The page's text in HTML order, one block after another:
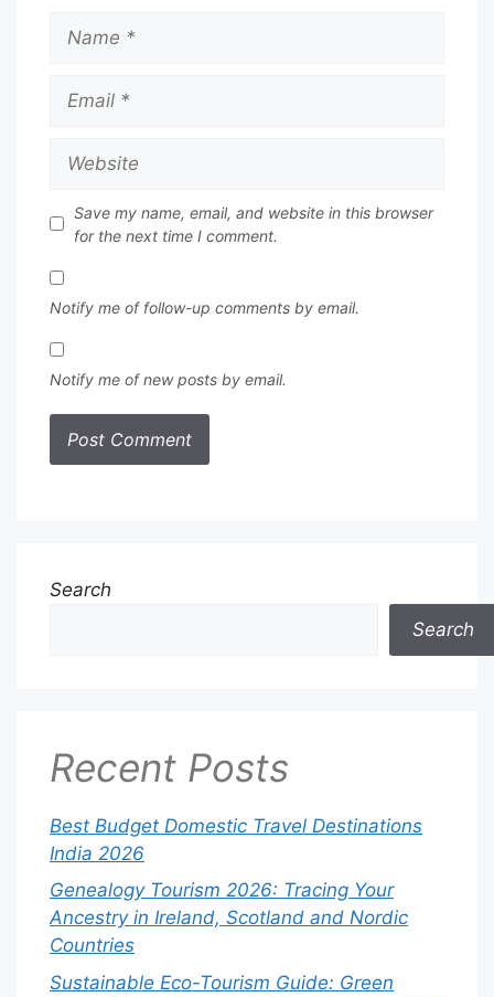
Save my name, email, and website in this browser
for the next time I comment.
Notify me of follow-up comments by email.
Notify me of new posts by email.
Search
Search
Recent Posts
Best Budget Domestic Travel Destinations
India 2026
Genealogy Tourism 2026: Tracing Your
Ancestry in Ireland, Scotland and Nordic
Countries
Sustainable Eco-Tourism Guide: Green